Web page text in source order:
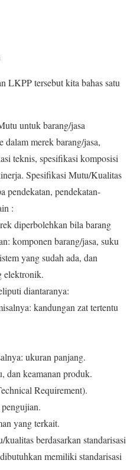
LKPP tersebut kita bahas satu
untuk barang/jasa
dalam merek barang/jasa,
teknis, spesifikasi komposisi
Spesifikasi Mutu/Kualitas
pendekatan, pendekatan-
:
diperbolehkan bila barang
komponen barang/jasa, suku
yang sudah ada, dan
elektronik.
diantaranya:
kandungan zat tertentu
ukuran panjang.
dan keamanan produk.
Requirement).
yang terkait.
berdasarkan standarisasi
memiliki standarisasi